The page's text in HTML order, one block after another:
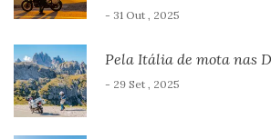
- 31 Out , 2025
Pela Itália de mota nas
- 29 Set , 2025